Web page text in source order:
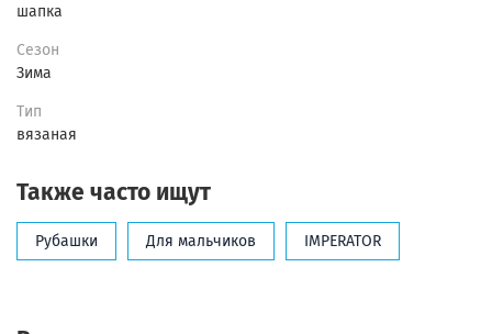
шапка
Сезон
Зима
Тип
вязаная
Также часто ищут
Рубашки Для мальчиков IMPERATOR